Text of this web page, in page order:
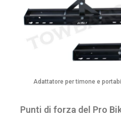
Adattatore per timone e
Punti di forza del Pro